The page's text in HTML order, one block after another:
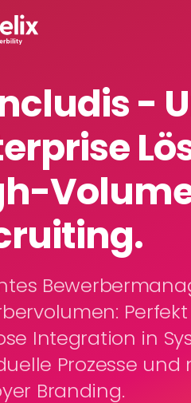
-
Integration in
Prozesse
Branding.